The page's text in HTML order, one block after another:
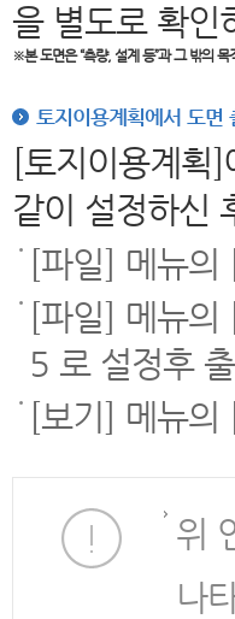
을 별도로 확인
※본 도면은“측량, 설계 등”과 그 밖의
토지이용계획에서 도면
[토지이용계
같이 설정하신
[파일] 메뉴
[파일] 메뉴
5 로 설정후
[보기] 메뉴
위
나